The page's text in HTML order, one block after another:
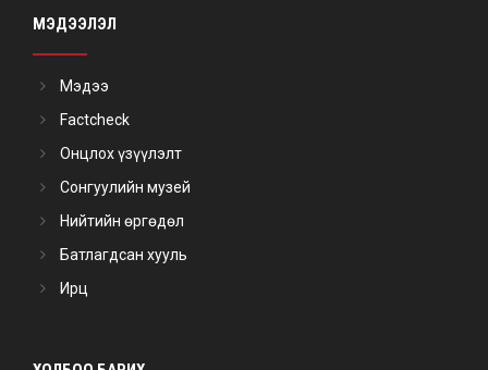
МЭДЭЭЛЭЛ
Мэдээ
Factcheck
Онцлох үзүүлэлт
Сонгуулийн музей
Нийтийн өргөдөл
Батлагдсан хууль
Ирц